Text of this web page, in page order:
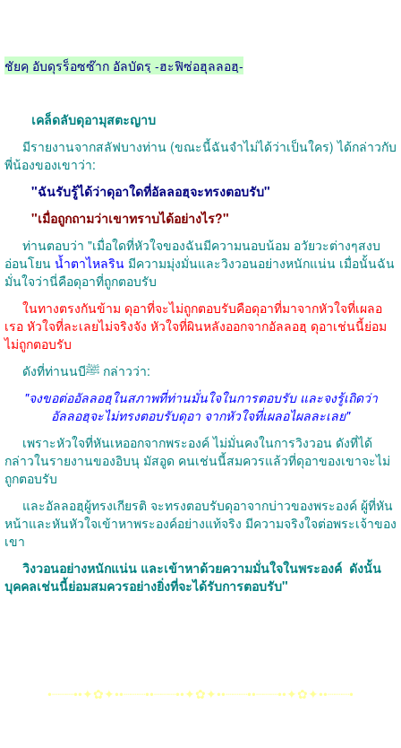
ชัยคฺ อับดุรร็อซซ๊าก อัลบัดรฺ -ฮะฟิซ่อฮุลลอฮฺ-
เคล็ดลับดุอามุสตะญาบ
มีรายงานจากสลัฟบางท่าน (ขณะนี้ฉันจำไม่ได้ว่าเป็นใคร) ได้กล่าวกับ
พี่น้องของเขาว่า:
"ฉันรับรู้ได้ว่าดุอาใดที่อัลลอฮฺจะทรงตอบรับ"
"เมื่อถูกถามว่าเขาทราบได้อย่างไร?"
ท่านตอบว่า "เมื่อใดที่หัวใจของฉันมีความนอบน้อม อวัยวะต่างๆสงบ
อ่อนโยน น้ำตาไหลริน มีความมุ่งมั่นและวิงวอนอย่างหนักแน่น เมื่อนั้นฉัน
มั่นใจว่านี่คือดุอาที่ถูกตอบรับ
ในทางตรงกันข้าม ดุอาที่จะไม่ถูกตอบรับคือดุอาที่มาจากหัวใจที่เผลอ
เรอ หัวใจที่ละเลยไม่จริงจัง หัวใจที่ผินหลังออกจากอัลลอฮฺ ดุอาเช่นนี้ย่อม
ไม่ถูกตอบรับ
ดังที่ท่านนบีﷺ กล่าวว่า:
"จงขอต่ออัลลอฮฺในสภาพที่ท่านมั่นใจในการตอบรับ และจงรู้เถิดว่า
อัลลอฮฺจะไม่ทรงตอบรับดุอา จากหัวใจที่เผลอไผลละเลย"
เพราะหัวใจที่หันเหออกจากพระองค์ ไม่มั่นคงในการวิงวอน ดังที่ได้
กล่าวในรายงานของอิบนุ มัสอูด คนเช่นนี้สมควรแล้วที่ดุอาของเขาจะไม่
ถูกตอบรับ
และอัลลอฮฺผู้ทรงเกียรติ จะทรงตอบรับดุอาจากบ่าวของพระองค์ ผู้ที่หัน
หน้าและหันหัวใจเข้าหาพระองค์อย่างแท้จริง มีความจริงใจต่อพระเจ้าของ
เขา
วิงวอนอย่างหนักแน่น และเข้าหาด้วยความมั่นใจในพระองค์ ดังนั้น
บุคคลเช่นนี้ย่อมสมควรอย่างยิ่งที่จะได้รับการตอบรับ"
•┈┈┈••✦✿✦••┈┈┈••┈┈┈••✦✿✦••┈┈┈••┈┈┈••✦✿✦••┈┈┈•